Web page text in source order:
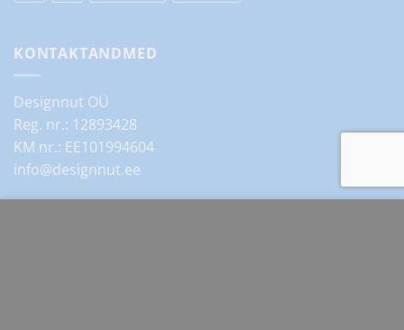
KONTAKTANDMED
Designnut OÜ
Reg. nr.: 12893428
KM nr.: EE101994604
info@designnut.ee